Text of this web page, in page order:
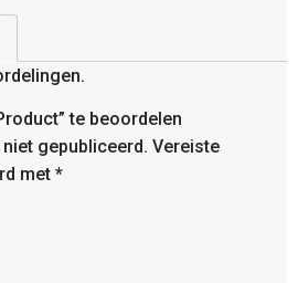
te beoordelen
gepubliceerd. Vereiste
met *